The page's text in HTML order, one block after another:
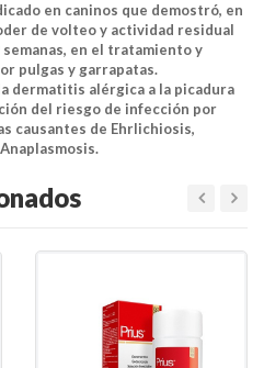
en caninos que demostró, en
de volteo y actividad residual
en el tratamiento y
pulgas y garrapatas.
dermatitis alérgica a la picadura
del riesgo de infección por
causantes de Ehrlichiosis,